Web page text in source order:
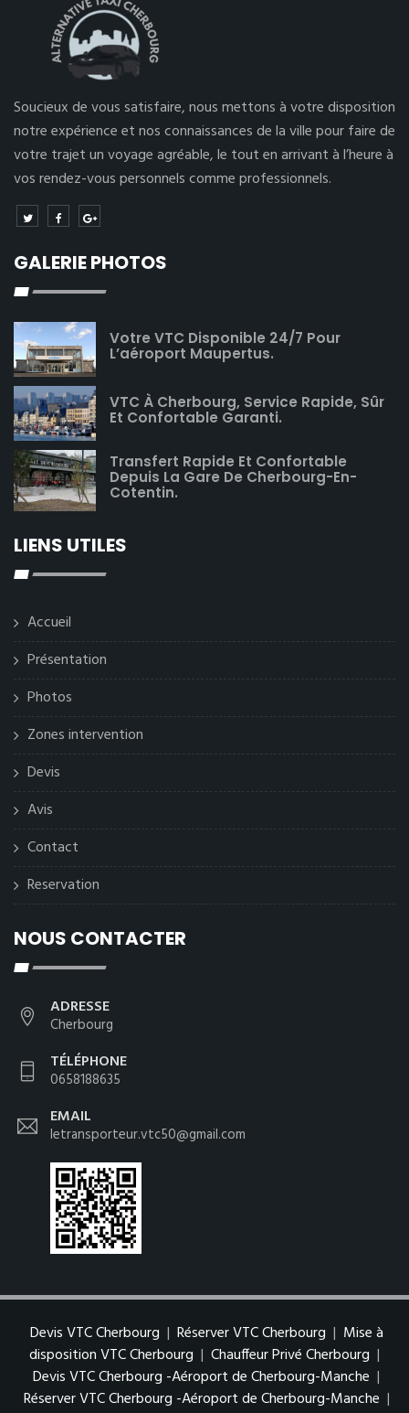
Soucieux de vous satisfaire, nous mettons à votre disposition
notre expérience et nos connaissances de la ville pour faire de
votre trajet un voyage agréable, le tout en arrivant à l’heure à
vos rendez-vous personnels comme professionnels.
GALERIE PHOTOS
Votre VTC Disponible 24/7 Pour
L’aéroport Maupertus.
VTC À Cherbourg, Service Rapide, Sûr
Et Confortable Garanti.
Transfert Rapide Et Confortable
Depuis La Gare De Cherbourg-En-
Cotentin.
LIENS UTILES
Accueil
Présentation
Photos
Zones intervention
Devis
Avis
Contact
Reservation
NOUS CONTACTER
ADRESSE
Cherbourg
TÉLÉPHONE
0658188635
EMAIL
letransporteur.vtc50@gmail.com
Devis VTC Cherbourg | Réserver VTC Cherbourg | Mise à
disposition VTC Cherbourg | Chauffeur Privé Cherbourg |
Devis VTC Cherbourg -Aéroport de Cherbourg-Manche |
Réserver VTC Cherbourg -Aéroport de Cherbourg-Manche |